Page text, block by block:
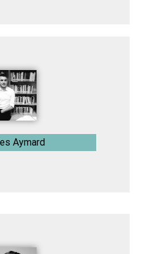
Aymard